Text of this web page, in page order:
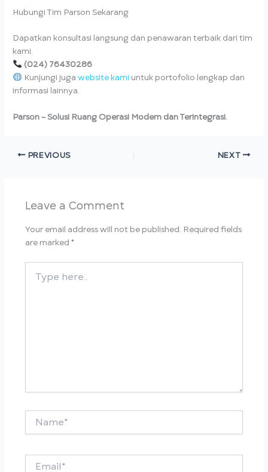
Hubungi Tim Parson Sekarang
Dapatkan konsultasi langsung dan penawaran terbaik dari tim
kami.
(024) 76430286
Kunjungi juga website kami untuk portofolio lengkap dan
informasi lainnya.
Parson – Solusi Ruang Operasi Modern dan Terintegrasi.
PREVIOUS NEXT
Leave a Comment
Your email address will not be published. Required fields
are marked *
here..